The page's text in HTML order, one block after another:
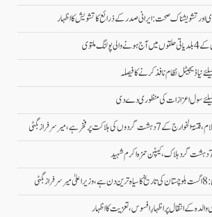
اور تشویشناک صحت: ایرانی صدر کے ذرائع کا تشویش کا اظہار
ملتوی
سول اعزازات کی منظوری دے دی
کی ہلاکت پر فخر ہے، میر سرفراز بگٹی
والدہ کے انتقال پر اظہارِ افسوس، تعزیت کا اظہار